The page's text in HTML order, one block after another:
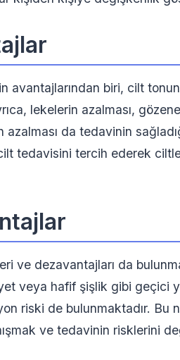
avantajlarından biri, cilt
lekelerin azalması,
azalması da tedavinin
tedavisini tercih ederek
ve dezavantajları da
veya hafif şişlik gibi geçici
riski de bulunmaktadır. Bu
ve tedavinin risklerini